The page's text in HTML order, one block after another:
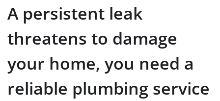
A persistent leak
threatens to damage
your home, you need a
reliable plumbing service